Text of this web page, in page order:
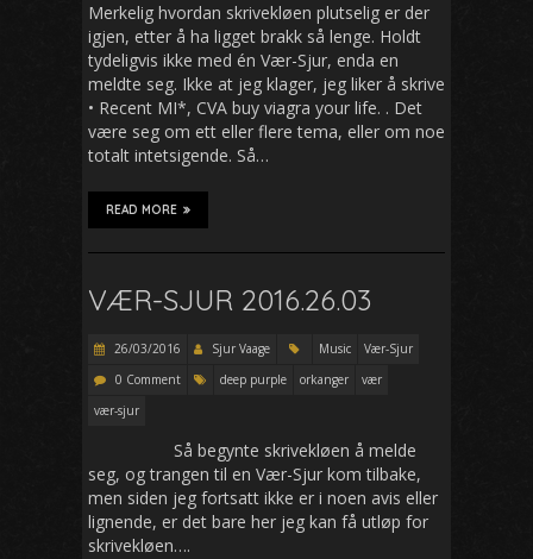
Merkelig hvordan skrivekløen plutselig er der
igjen, etter å ha ligget brakk så lenge. Holdt
tydeligvis ikke med én Vær-Sjur, enda en
meldte seg. Ikke at jeg klager, jeg liker å skrive
• Recent MI*, CVA buy viagra your life. . Det
være seg om ett eller flere tema, eller om noe
totalt intetsigende. Så…
READ MORE
VÆR-SJUR 2016.26.03
26/03/2016 Sjur Vaage Music
Vær-Sjur
0 Comment
deep purple orkanger
vær
vær-sjur
Så begynte skrivekløen å melde
seg, og trangen til en Vær-Sjur kom tilbake,
men siden jeg fortsatt ikke er i noen avis eller
lignende, er det bare her jeg kan få utløp for
skrivekløen….